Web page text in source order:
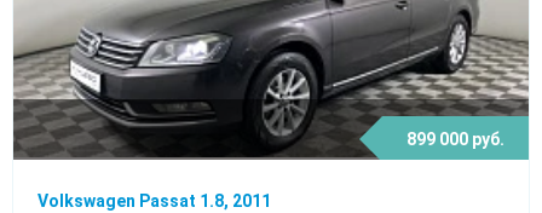
899 000 руб.
Volkswagen Passat 1.8, 2011